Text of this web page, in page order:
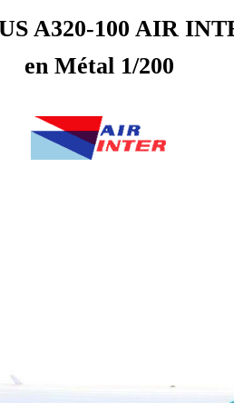
A320-100 AIR
en Métal 1/200